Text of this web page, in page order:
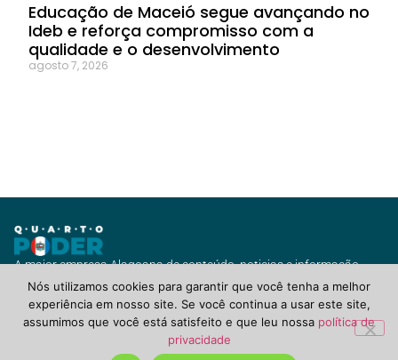
Educação de Maceió segue avançando no
Ideb e reforça compromisso com a
qualidade e o desenvolvimento
agosto 7, 2026
A maior empresa Alagoana de conteúdo, noticias e informação
com vários canais de jornalismo e diversas soluções para você ou
seu negócio.
QuartoPoderAlagoas.com.br ©2021 Todos Direitos Reservados.
POLÍTICA DE PRIVACIDADE, TERMOS DE USO & COOKIES
Nós utilizamos cookies para garantir que você tenha a melhor
experiência em nosso site. Se você continua a usar este site,
assumimos que você está satisfeito e que leu nossa política de
privacidade